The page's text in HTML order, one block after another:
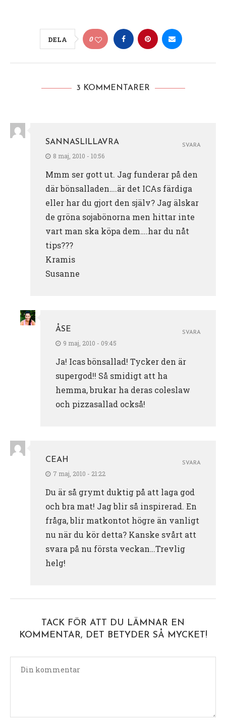
DELA 0
3 KOMMENTARER
SANNASLILLAVRA
8 maj, 2010 - 10:56
Mmm ser gott ut. Jag funderar på den
där bönsalladen….är det ICAs färdiga
eller har du gjort den själv? Jag älskar
de gröna sojabönorna men hittar inte
vart man ska köpa dem….har du nåt
tips???
Kramis
Susanne
SVARA
ÅSE
9 maj, 2010 - 09:45
Ja! Icas bönsallad! Tycker den är
supergod!! Så smidigt att ha
hemma, brukar ha deras coleslaw
och pizzasallad också!
SVARA
CEAH
7 maj, 2010 - 21:22
Du är så grymt duktig på att laga god
och bra mat! Jag blir så inspirerad. En
fråga, blir matkontot högre än vanligt
nu när du kör detta? Kanske svårt att
svara på nu första veckan…Trevlig
helg!
SVARA
TACK FÖR ATT DU LÄMNAR EN
KOMMENTAR, DET BETYDER SÅ MYCKET!